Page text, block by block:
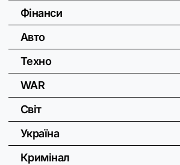
Фінанси
Авто
Техно
WAR
Світ
Україна
Кримінал